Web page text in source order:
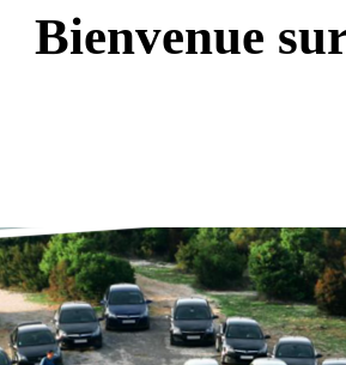
Bienvenue